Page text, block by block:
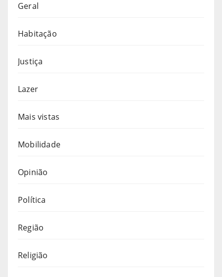
Geral
Habitação
Justiça
Lazer
Mais vistas
Mobilidade
Opinião
Política
Região
Religião